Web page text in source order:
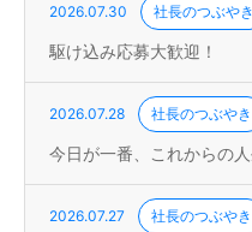
2026.07.30 社長のつぶやき
駆け込み応募大歓迎！
2026.07.28 社長のつぶやき
今日が一番、これからの
2026.07.27 社長のつぶやき